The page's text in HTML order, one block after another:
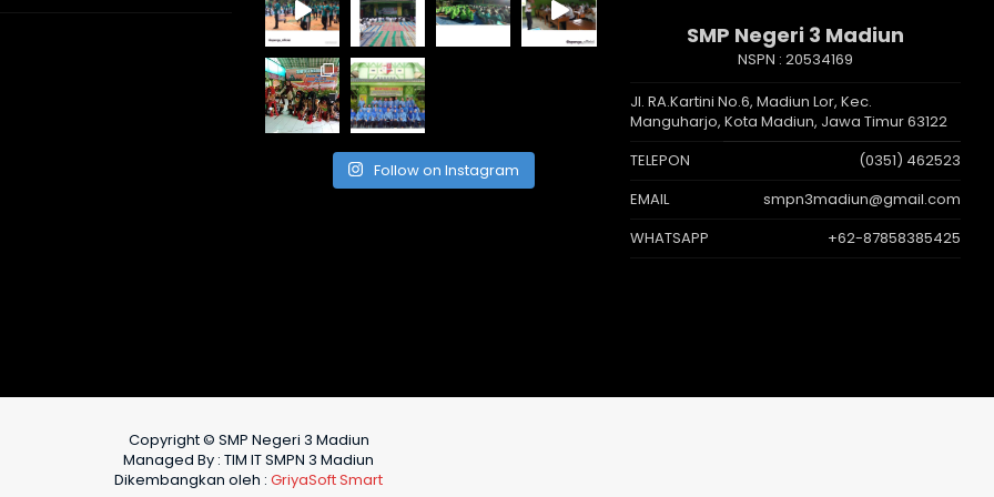
Follow on Instagram
SMP Negeri 3 Madiun
NSPN : 20534169
Jl. RA.Kartini No.6, Madiun Lor, Kec.
Manguharjo, Kota Madiun, Jawa Timur 63122
TELEPON
(0351) 462523
EMAIL
smpn3madiun@gmail.com
WHATSAPP
+62-87858385425
Copyright © SMP Negeri 3 Madiun
Managed By : TIM IT SMPN 3 Madiun
Dikembangkan oleh : GriyaSoft Smart